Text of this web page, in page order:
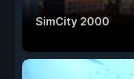
SimCity 2000